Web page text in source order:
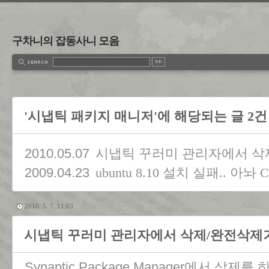
구차니의 잡동사니 모음
'시냅틱 패키지 매니저'에 해당되는 글 2건
2010.05.07 시냅틱 꾸러미 관리자에서
2009.04.23 ubuntu 8.10 설치 실패.. 아놔
2010. 5. 7. 11:03
시냅틱 꾸러미 관리자에서 삭제/완전삭제